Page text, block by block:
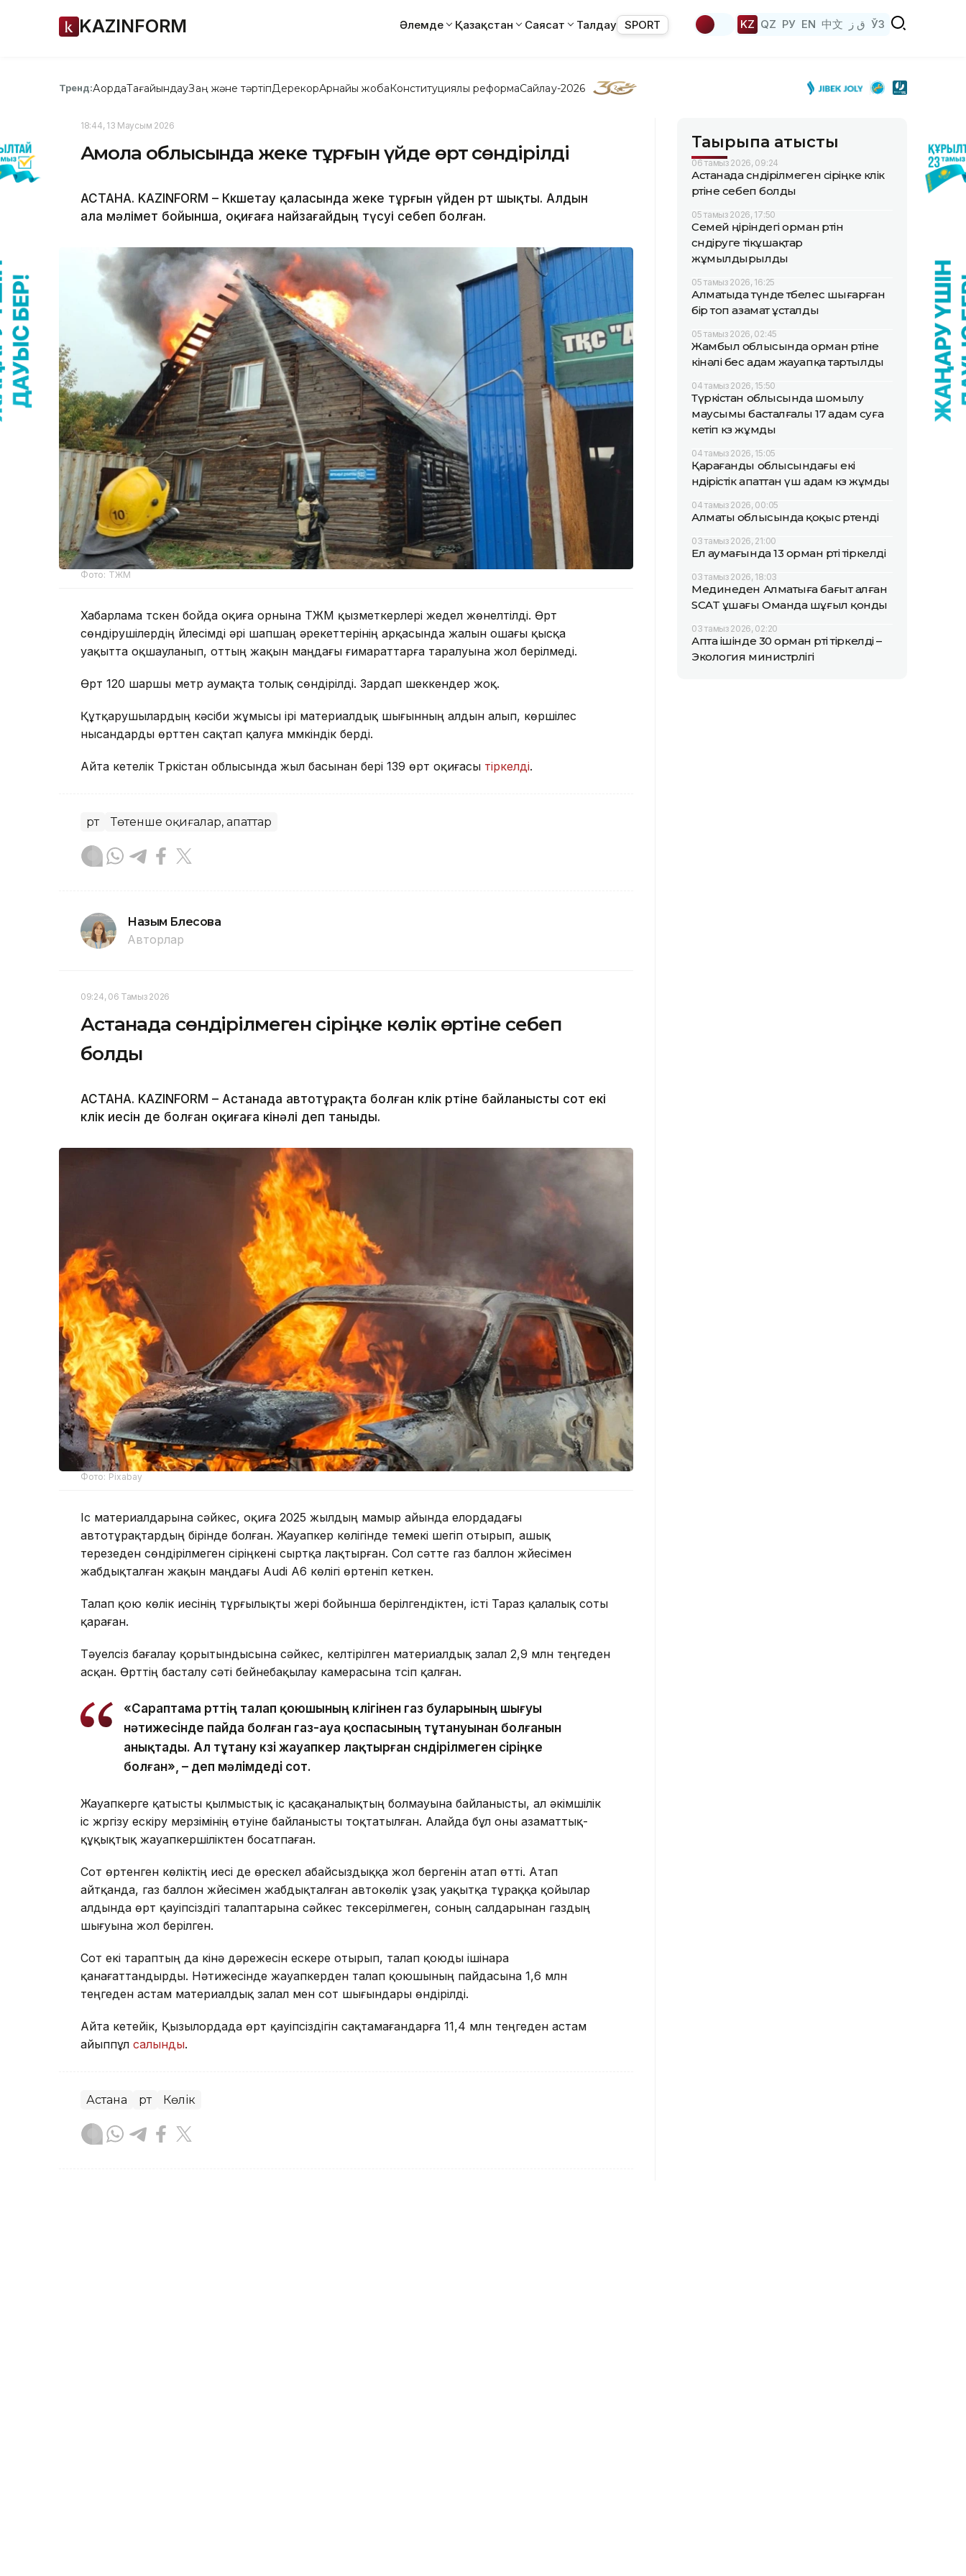
KAZINFORM Әлемде Қазақстан Саясат Талдау SPORT KZ QZ РУ EN 中文 ق ز ЎЗ
Тренд:АқордаТағайындауЗаң және тәртіпДерекқорАрнайы жобаКонституциялық реформаСайлау-2026
18:44, 13 Маусым 2026
Ақмола облысында жеке тұрғын үйде өрт сөндірілді
АСТАНА. KAZINFORM – Көкшетау қаласында жеке тұрғын үйден өрт шықты. Алдын
ала мәлімет бойынша, оқиғаға найзағайдың түсуі себеп болған.
Фото: ТЖМ
Хабарлама түскен бойда оқиға орнына ТЖМ қызметкерлері жедел жөнелтілді. Өрт
сөндірушілердің үйлесімді әрі шапшаң әрекеттерінің арқасында жалын ошағы қысқа
уақытта оқшауланып, оттың жақын маңдағы ғимараттарға таралуына жол берілмеді.
Өрт 120 шаршы метр аумақта толық сөндірілді. Зардап шеккендер жоқ.
Құтқарушылардың кәсіби жұмысы ірі материалдық шығынның алдын алып, көршілес
нысандарды өрттен сақтап қалуға мүмкіндік берді.
Айта кетелік Түркістан облысында жыл басынан бері 139 өрт оқиғасы тіркелді.
Өрт Төтенше оқиғалар, апаттар
Назым Бөлесова
Авторлар
09:24, 06 Тамыз 2026
Астанада сөндірілмеген сіріңке көлік өртіне себеп
болды
АСТАНА. KAZINFORM – Астанада автотұрақта болған көлік өртіне байланысты сот екі
көлік иесін де болған оқиғаға кінәлі деп таныды.
Фото: Pixabay
Іс материалдарына сәйкес, оқиға 2025 жылдың мамыр айында елордадағы
автотұрақтардың бірінде болған. Жауапкер көлігінде темекі шегіп отырып, ашық
терезеден сөндірілмеген сіріңкені сыртқа лақтырған. Сол сәтте газ баллон жүйесімен
жабдықталған жақын маңдағы Audi A6 көлігі өртеніп кеткен.
Талап қою көлік иесінің тұрғылықты жері бойынша берілгендіктен, істі Тараз қалалық соты
қараған.
Тәуелсіз бағалау қорытындысына сәйкес, келтірілген материалдық залал 2,9 млн теңгеден
асқан. Өрттің басталу сәті бейнебақылау камерасына түсіп қалған.
«Сараптама өрттің талап қоюшының көлігінен газ буларының шығуы
нәтижесінде пайда болған газ-ауа қоспасының тұтануынан болғанын
анықтады. Ал тұтану көзі жауапкер лақтырған сөндірілмеген сіріңке
болған», – деп мәлімдеді сот.
Жауапкерге қатысты қылмыстық іс қасақаналықтың болмауына байланысты, ал әкімшілік
іс жүргізу ескіру мерзімінің өтуіне байланысты тоқтатылған. Алайда бұл оны азаматтық-
құқықтық жауапкершіліктен босатпаған.
Сот өртенген көліктің иесі де өрескел абайсыздыққа жол бергенін атап өтті. Атап
айтқанда, газ баллон жүйесімен жабдықталған автокөлік ұзақ уақытқа тұраққа қойылар
алдында өрт қауіпсіздігі талаптарына сәйкес тексерілмеген, соның салдарынан газдың
шығуына жол берілген.
Сот екі тараптың да кінә дәрежесін ескере отырып, талап қоюды ішінара
қанағаттандырды. Нәтижесінде жауапкерден талап қоюшының пайдасына 1,6 млн
теңгеден астам материалдық залал мен сот шығындары өндірілді.
Айта кетейік, Қызылордада өрт қауіпсіздігін сақтамағандарға 11,4 млн теңгеден астам
айыппұл салынды.
Астана Өрт Көлік
Тақырыпқа қатысты
06 тамыз 2026, 09:24
Астанада сөндірілмеген сіріңке көлік
өртіне себеп болды
05 тамыз 2026, 17:50
Семей өңіріндегі орман өртін
сөндіруге тікұшақтар
жұмылдырылды
05 тамыз 2026, 16:25
Алматыда түнде төбелес шығарған
бір топ азамат ұсталды
05 тамыз 2026, 02:45
Жамбыл облысында орман өртіне
кінәлі бес адам жауапқа тартылды
04 тамыз 2026, 15:50
Түркістан облысында шомылу
маусымы басталғалы 17 адам суға
кетіп көз жұмды
04 тамыз 2026, 15:05
Қарағанды облысындағы екі
өндірістік апаттан үш адам көз жұмды
04 тамыз 2026, 00:05
Алматы облысында қоқыс өртенді
03 тамыз 2026, 21:00
Ел аумағында 13 орман өрті тіркелді
03 тамыз 2026, 18:03
Мединеден Алматыға бағыт алған
SCAT ұшағы Оманда шұғыл қонды
03 тамыз 2026, 02:20
Апта ішінде 30 орман өрті тіркелді –
Экология министрлігі